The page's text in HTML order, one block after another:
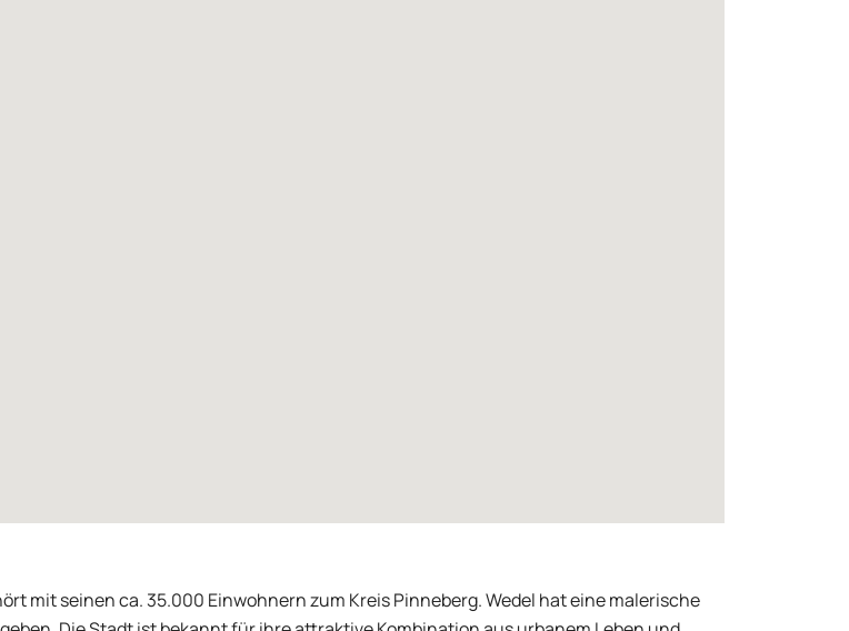
mit seinen ca. 35.000 Einwohnern zum Kreis Pinneberg. Wedel hat eine malerische